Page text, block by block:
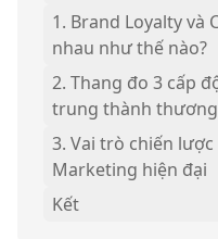
1. Brand Loyalty và
nhau như thế nào?
2. Thang đo 3 cấp
trung thành
3. Vai trò chiến
Marketing hiện đại
Kết